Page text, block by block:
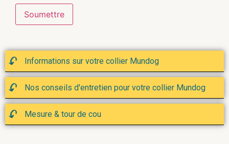
Informations sur votre collier Mundog
Nos conseils d'entretien pour votre collier Mundog
Mesure & tour de cou